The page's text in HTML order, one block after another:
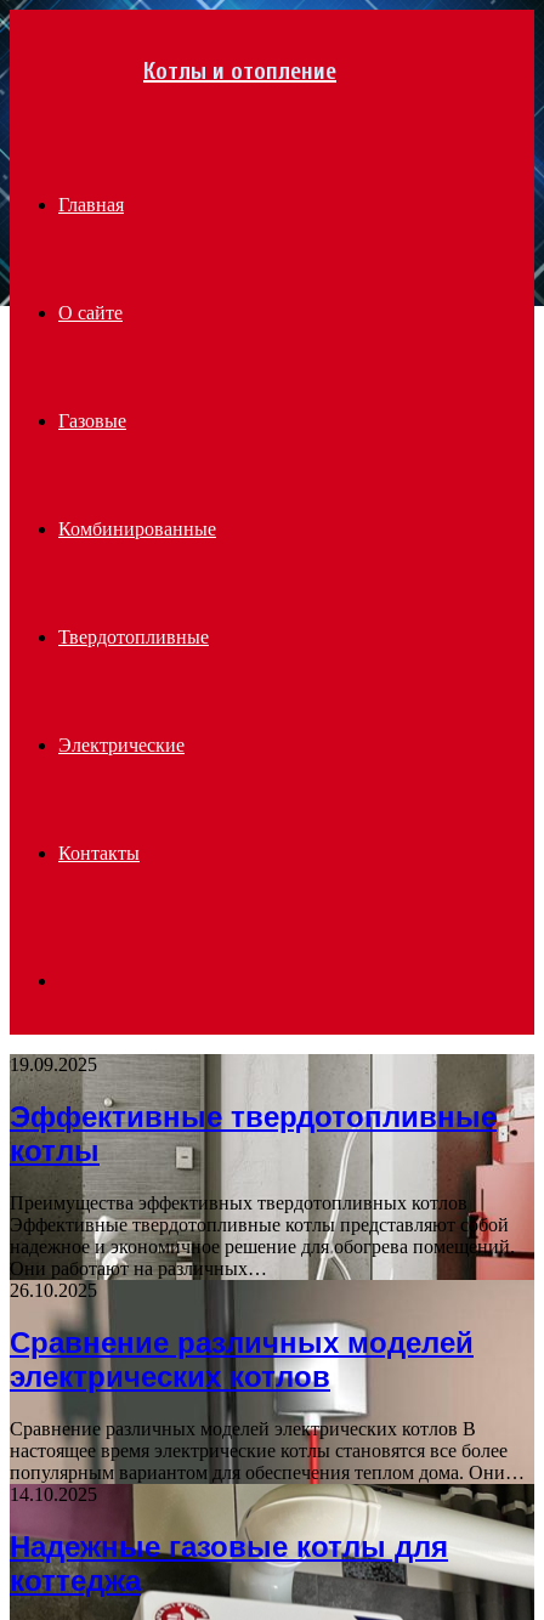
Котлы и отопление
Главная
О сайте
Газовые
Комбинированные
Твердотопливные
Электрические
Контакты
for
19.09.2025
Эффективные твердотопливные
котлы
Преимущества эффективных твердотопливных котлов
Эффективные твердотопливные котлы представляют собой
надежное и экономичное решение для обогрева помещений.
Они работают на различных…
26.10.2025
Сравнение различных моделей
электрических котлов
Сравнение различных моделей электрических котлов В
настоящее время электрические котлы становятся все более
популярным вариантом для обеспечения теплом дома. Они…
14.10.2025
Надежные газовые котлы для
коттеджа